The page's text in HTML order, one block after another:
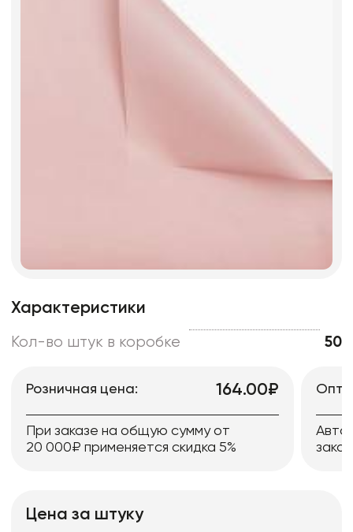
Характеристики
Кол-во штук в коробке 50
Розничная цена: 164.00₽
При заказе на общую сумму от
20 000₽ применяется скидка 5%
Цена за штуку